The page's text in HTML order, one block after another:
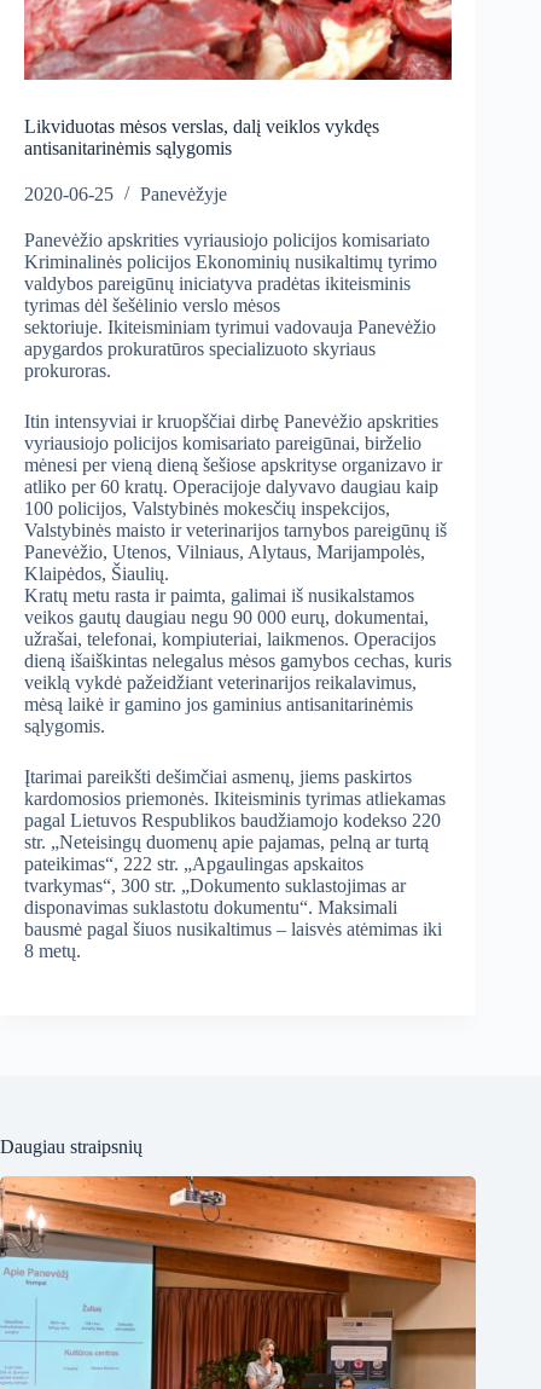
Likviduotas mėsos verslas, dalį veiklos vykdęs
antisanitarinėmis sąlygomis
2020-06-25 Panevėžyje
Panevėžio apskrities vyriausiojo policijos komisariato
Kriminalinės policijos Ekonominių nusikaltimų tyrimo
valdybos pareigūnų iniciatyva pradėtas ikiteisminis
tyrimas dėl šešėlinio verslo mėsos
sektoriuje. Ikiteisminiam tyrimui vadovauja Panevėžio
apygardos prokuratūros specializuoto skyriaus
prokuroras.
Itin intensyviai ir kruopščiai dirbę Panevėžio apskrities
vyriausiojo policijos komisariato pareigūnai, birželio
mėnesi per vieną dieną šešiose apskrityse organizavo ir
atliko per 60 kratų. Operacijoje dalyvavo daugiau kaip
100 policijos, Valstybinės mokesčių inspekcijos,
Valstybinės maisto ir veterinarijos tarnybos pareigūnų iš
Panevėžio, Utenos, Vilniaus, Alytaus, Marijampolės,
Klaipėdos, Šiaulių.
Kratų metu rasta ir paimta, galimai iš nusikalstamos
veikos gautų daugiau negu 90 000 eurų, dokumentai,
užrašai, telefonai, kompiuteriai, laikmenos. Operacijos
dieną išaiškintas nelegalus mėsos gamybos cechas, kuris
veiklą vykdė pažeidžiant veterinarijos reikalavimus,
mėsą laikė ir gamino jos gaminius antisanitarinėmis
sąlygomis.
Įtarimai pareikšti dešimčiai asmenų, jiems paskirtos
kardomosios priemonės. Ikiteisminis tyrimas atliekamas
pagal Lietuvos Respublikos baudžiamojo kodekso 220
str. „Neteisingų duomenų apie pajamas, pelną ar turtą
pateikimas“, 222 str. „Apgaulingas apskaitos
tvarkymas“, 300 str. „Dokumento suklastojimas ar
disponavimas suklastotu dokumentu“. Maksimali
bausmė pagal šiuos nusikaltimus – laisvės atėmimas iki
8 metų.
Daugiau straipsnių